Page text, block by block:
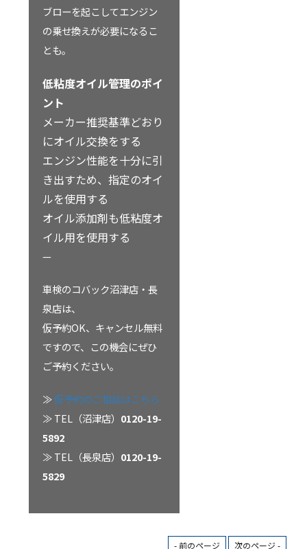
ブローを起こしてエンジン
の乗せ換えが必要になるこ
とも。
低粘度オイル管理のポイ
ント
メーカー推奨基準どおり
にオイル交換をする
エンジン性能を十分に引
き出すため、指定のオイ
ルを使用する
オイル添加剤も低粘度オ
イル用を使用する
—
車検のコバック沼津店・長
泉店は、
仮予約OK、キャンセル無料
ですので、この機会にぜひ
ご予約ください。
≫仮予約のご相談はこちら
≫ TEL（沼津店） 0120-19-
5892
≫ TEL（長泉店） 0120-19-
5829
- 前のページ 次のページ -